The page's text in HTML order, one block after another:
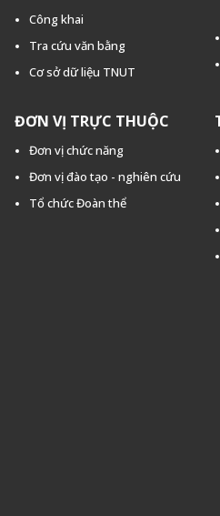
Công khai
Tra cứu văn bằng
Cơ sở dữ liệu TNUT
ĐƠN VỊ TRỰC THUỘC
Đơn vị chức năng
Đơn vị đào tạo - nghiên cứu
Tổ chức Đoàn thể